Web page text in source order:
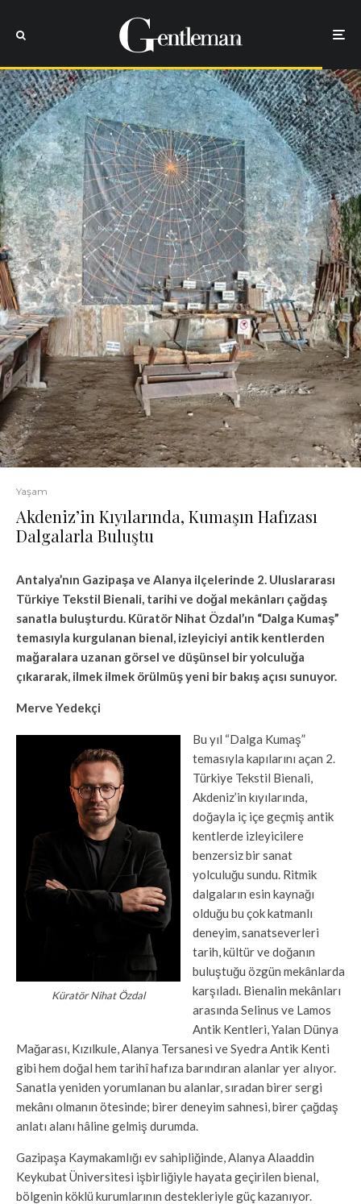
Yaşam
Akdeniz’in Kıyılarında, Kumaşın Hafızası
Dalgalarla Buluştu
Antalya’nın Gazipaşa ve Alanya ilçelerinde 2. Uluslararası
Türkiye Tekstil Bienali, tarihi ve doğal mekânları çağdaş
sanatla buluşturdu. Küratör Nihat Özdal’ın “Dalga Kumaş”
temasıyla kurgulanan bienal, izleyiciyi antik kentlerden
mağaralara uzanan görsel ve düşünsel bir yolculuğa
çıkararak, ilmek ilmek örülmüş yeni bir bakış açısı sunuyor.
Merve Yedekçi
Küratör Nihat Özdal
Bu yıl “Dalga Kumaş”
temasıyla kapılarını açan 2.
Türkiye Tekstil Bienali,
Akdeniz’in kıyılarında,
doğayla iç içe geçmiş antik
kentlerde izleyicilere
benzersiz bir sanat
yolculuğu sundu. Ritmik
dalgaların esin kaynağı
olduğu bu çok katmanlı
deneyim, sanatseverleri
tarih, kültür ve doğanın
buluştuğu özgün mekânlarda
karşıladı. Bienalin mekânları
arasında Selinus ve Lamos
Antik Kentleri, Yalan Dünya
Mağarası, Kızılkule, Alanya Tersanesi ve Syedra Antik Kenti
gibi hem doğal hem tarihî hafıza barındıran alanlar yer alıyor.
Sanatla yeniden yorumlanan bu alanlar, sıradan birer sergi
mekânı olmanın ötesinde; birer deneyim sahnesi, birer çağdaş
anlatı alanı hâline gelmiş durumda.
Gazipaşa Kaymakamlığı ev sahipliğinde, Alanya Alaaddin
Keykubat Üniversitesi işbirliğiyle hayata geçirilen bienal,
bölgenin köklü kurumlarının destekleriyle güç kazanıyor.